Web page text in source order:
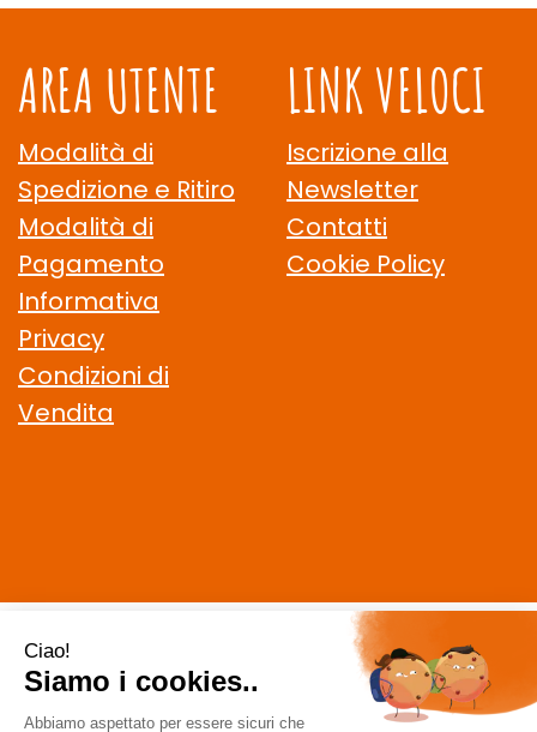
AREA UTENTE
Modalità di
Spedizione e Ritiro
Modalità di
Pagamento
Informativa
Privacy
Condizioni di
Vendita
LINK VELOCI
Iscrizione alla
Newsletter
Contatti
Cookie Policy
CELIACHIAMO.COM SRL
- VIA DELLA MAGLIANA, 183 00146
Roma (RM)
staff @ celiachiamo.com
| Tel.: 065506174| P.Iva: